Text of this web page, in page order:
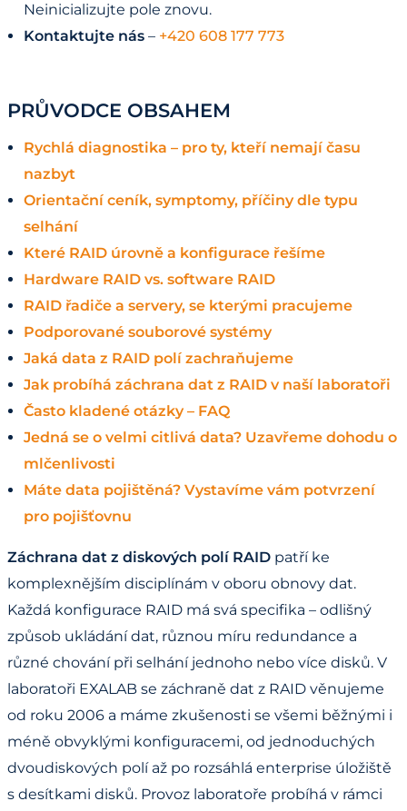
Neinicializujte pole znovu.
Kontaktujte nás – +420 608 177 773
PRŮVODCE OBSAHEM
Rychlá diagnostika – pro ty, kteří nemají času
nazbyt
Orientační ceník, symptomy, příčiny dle typu
selhání
Které RAID úrovně a konfigurace řešíme
Hardware RAID vs. software RAID
RAID řadiče a servery, se kterými pracujeme
Podporované souborové systémy
Jaká data z RAID polí zachraňujeme
Jak probíhá záchrana dat z RAID v naší laboratoři
Často kladené otázky – FAQ
Jedná se o velmi citlivá data? Uzavřeme dohodu o
mlčenlivosti
Máte data pojištěná? Vystavíme vám potvrzení
pro pojišťovnu
Záchrana dat z diskových polí RAID patří ke
komplexnějším disciplínám v oboru obnovy dat.
Každá konfigurace RAID má svá specifika – odlišný
způsob ukládání dat, různou míru redundance a
různé chování při selhání jednoho nebo více disků. V
laboratoři EXALAB se záchraně dat z RAID věnujeme
od roku 2006 a máme zkušenosti se všemi běžnými i
méně obvyklými konfiguracemi, od jednoduchých
dvoudiskových polí až po rozsáhlá enterprise úložiště
s desítkami disků. Provoz laboratoře probíhá v rámci